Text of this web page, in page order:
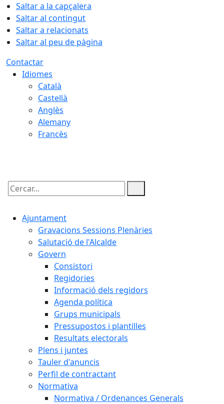
Saltar a la capçalera
Saltar al contingut
Saltar a relacionats
Saltar al peu de pàgina
Contactar
Idiomes
Català
Castellà
Anglès
Alemany
Francès
Cercar:
Ajuntament
Gravacions Sessions Plenàries
Salutació de l'Alcalde
Govern
Consistori
Regidories
Informació dels regidors
Agenda política
Grups municipals
Pressupostos i plantilles
Resultats electorals
Plens i juntes
Tauler d'anuncis
Perfil de contractant
Normativa
Normativa / Ordenances Generals